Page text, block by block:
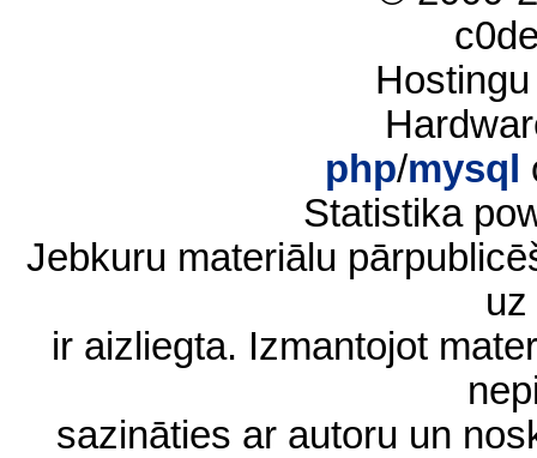
php/mysql
Statistika
Jebkuru materiālu
ir aizliegta. Izmantojot
sazināties ar autoru un